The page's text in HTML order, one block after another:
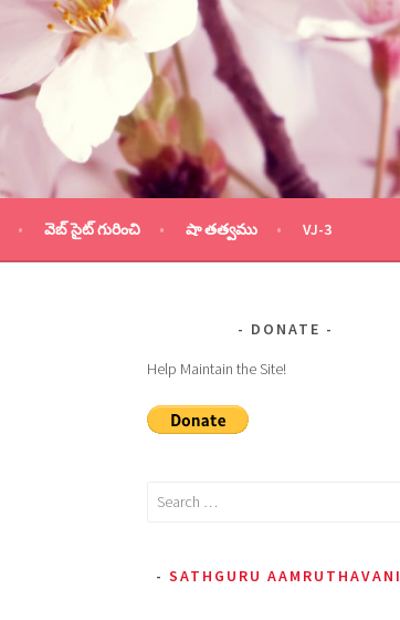
వెబ్ సైట్ గురించి షా తత్వము VJ-3
DONATE
Help Maintain the Site!
Search
SATHGURU AAMRUTHAVANI